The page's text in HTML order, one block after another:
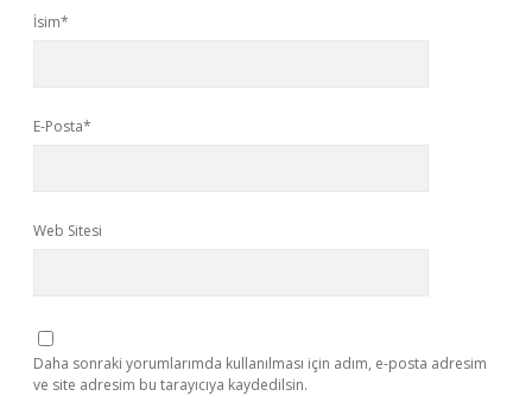
İsim*
E-Posta*
Web Sitesi
Daha sonraki yorumlarımda kullanılması için adım, e-posta adresim
ve site adresim bu tarayıcıya kaydedilsin.